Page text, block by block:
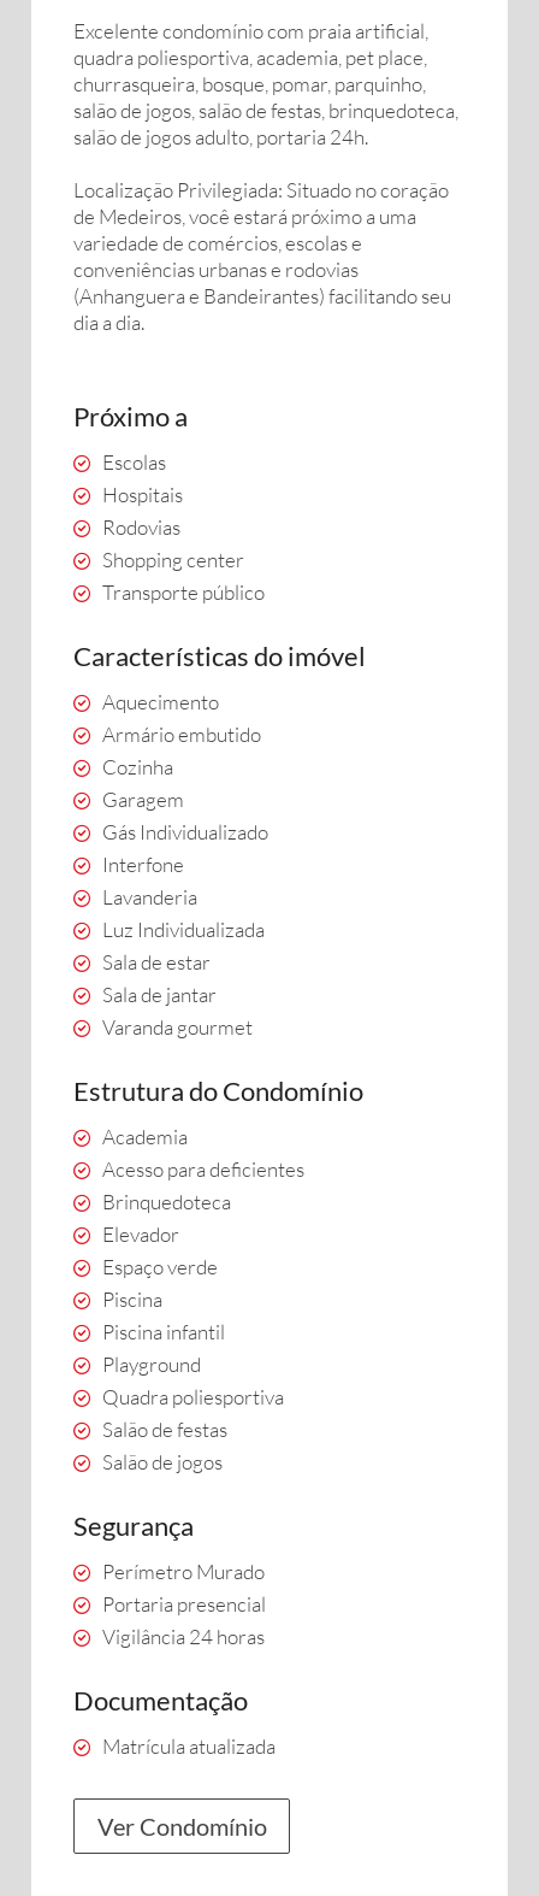
Excelente condomínio com praia artificial,
quadra poliesportiva, academia, pet place,
churrasqueira, bosque, pomar, parquinho,
salão de jogos, salão de festas, brinquedoteca,
salão de jogos adulto, portaria 24h.
Localização Privilegiada: Situado no coração
de Medeiros, você estará próximo a uma
variedade de comércios, escolas e
conveniências urbanas e rodovias
(Anhanguera e Bandeirantes) facilitando seu
dia a dia.
Próximo a
Escolas
Hospitais
Rodovias
Shopping center
Transporte público
Características do imóvel
Aquecimento
Armário embutido
Cozinha
Garagem
Gás Individualizado
Interfone
Lavanderia
Luz Individualizada
Sala de estar
Sala de jantar
Varanda gourmet
Estrutura do Condomínio
Academia
Acesso para deficientes
Brinquedoteca
Elevador
Espaço verde
Piscina
Piscina infantil
Playground
Quadra poliesportiva
Salão de festas
Salão de jogos
Segurança
Perímetro Murado
Portaria presencial
Vigilância 24 horas
Documentação
Matrícula atualizada
Ver Condomínio